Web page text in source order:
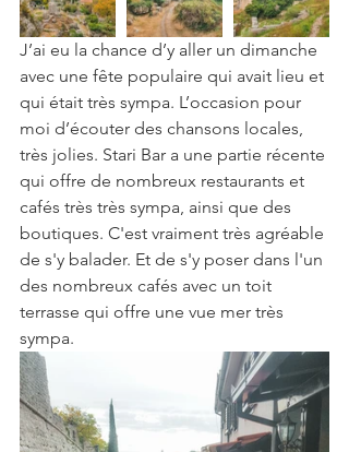
J’ai eu la chance d’y aller un dimanche
avec une fête populaire qui avait lieu et
qui était très sympa. L’occasion pour
moi d’écouter des chansons locales,
très jolies. Stari Bar a une partie récente
qui offre de nombreux restaurants et
cafés très très sympa, ainsi que des
boutiques. C'est vraiment très agréable
de s'y balader. Et de s'y poser dans l'un
des nombreux cafés avec un toit
terrasse qui offre une vue mer très
sympa.